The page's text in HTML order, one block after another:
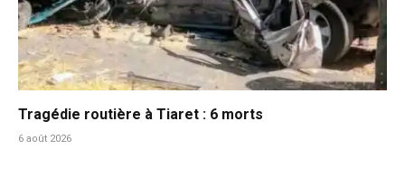
Tragédie routière à Tiaret : 6 morts
6 août 2026